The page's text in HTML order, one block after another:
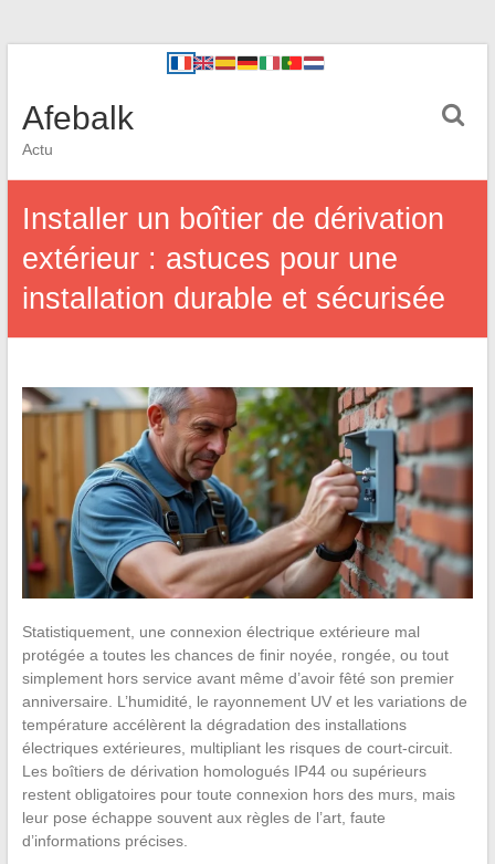
Afebalk
Actu
Installer un boîtier de dérivation
extérieur : astuces pour une
installation durable et sécurisée
Statistiquement, une connexion électrique extérieure mal
protégée a toutes les chances de finir noyée, rongée, ou tout
simplement hors service avant même d’avoir fêté son premier
anniversaire. L’humidité, le rayonnement UV et les variations de
température accélèrent la dégradation des installations
électriques extérieures, multipliant les risques de court-circuit.
Les boîtiers de dérivation homologués IP44 ou supérieurs
restent obligatoires pour toute connexion hors des murs, mais
leur pose échappe souvent aux règles de l’art, faute
d’informations précises.